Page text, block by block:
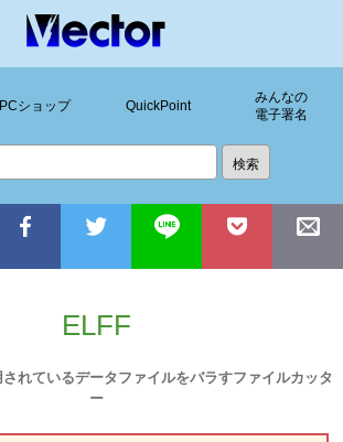
PCショップ QuickPoint
みんなの
電子署名
ELFF
れているデータファイルをバラすファイルカッタ
ー